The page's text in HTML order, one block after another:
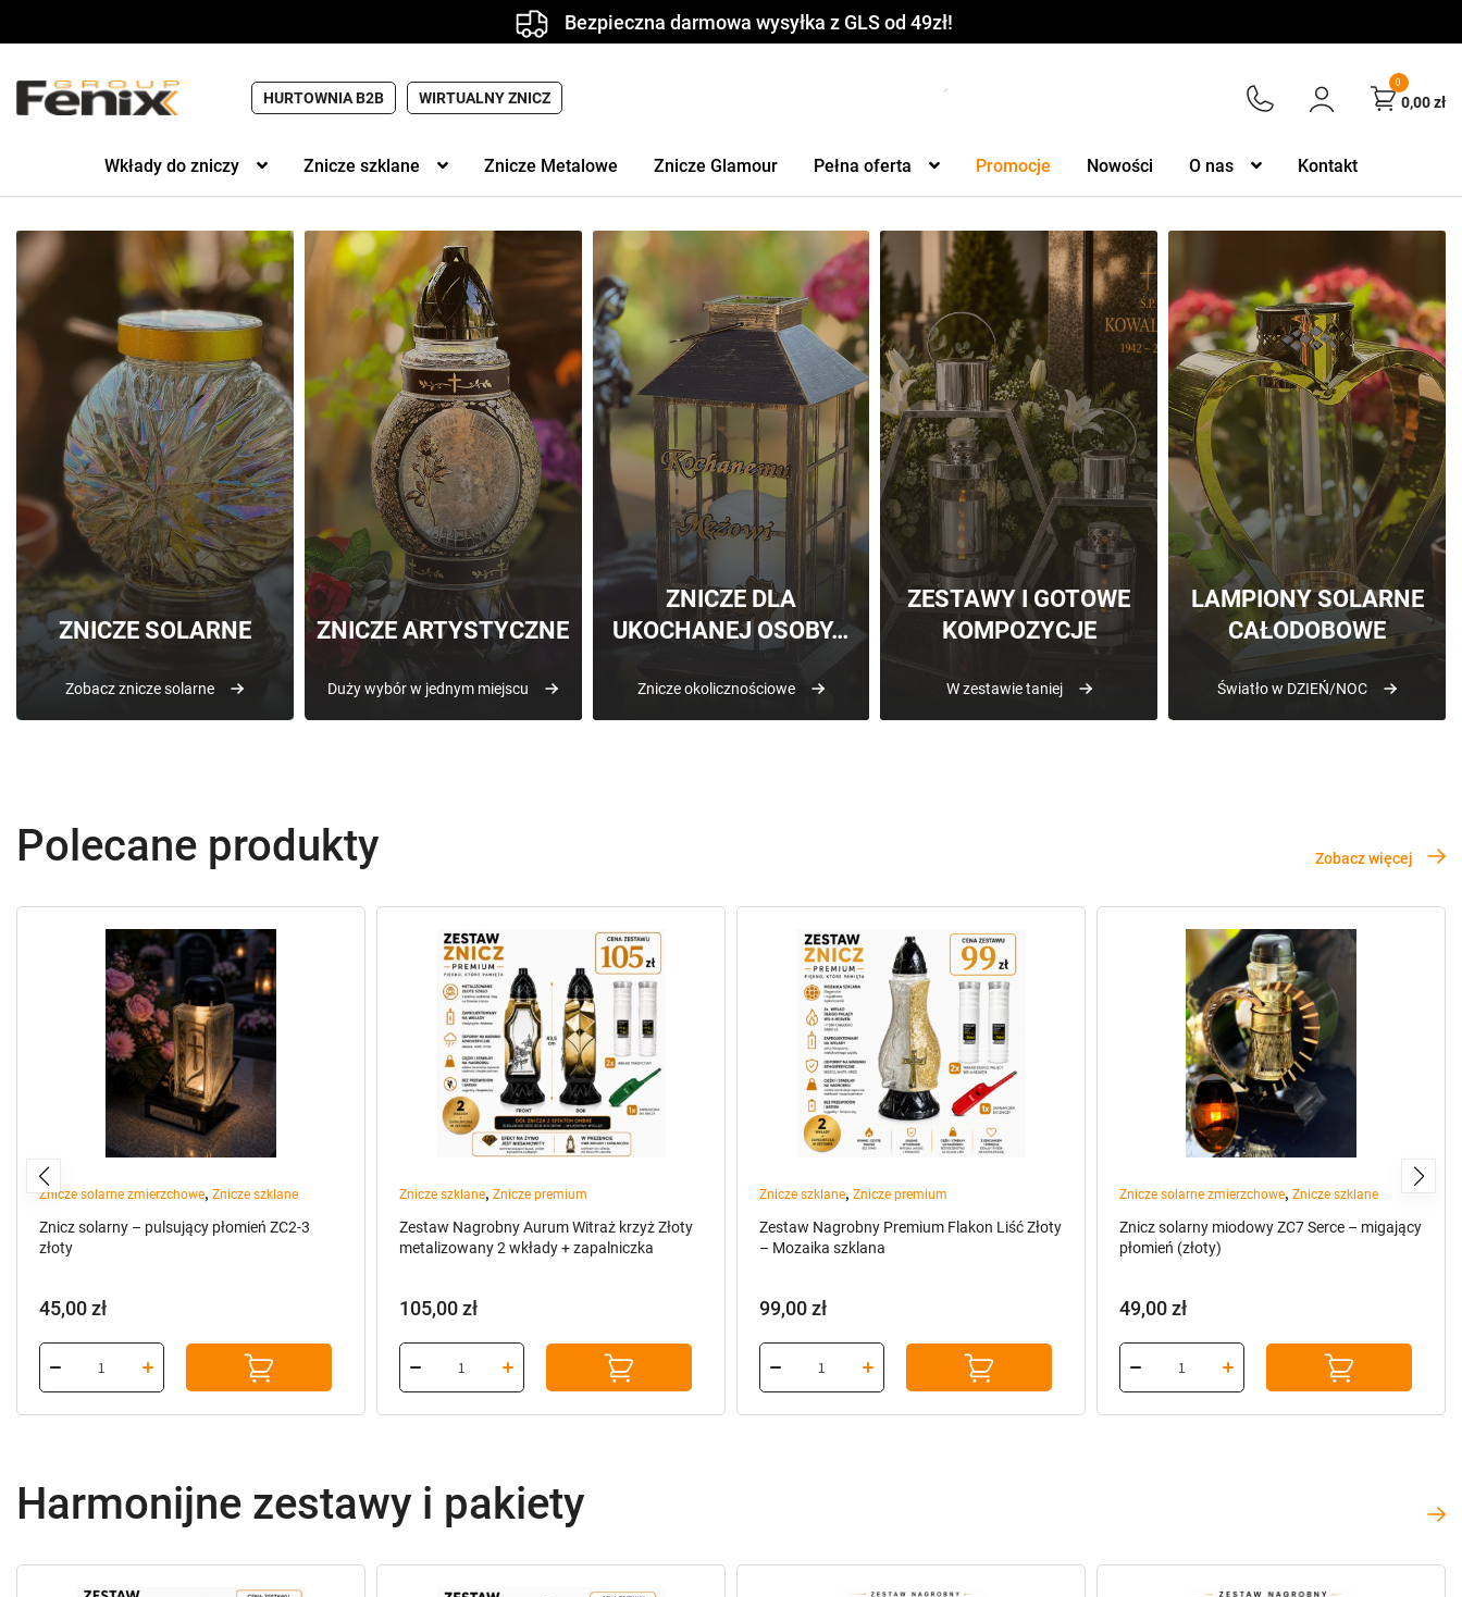
Bezpieczna darmowa wysyłka z GLS od 49zł!
HURTOWNIA B2B WIRTUALNY ZNICZ
0
0,00zł
Wkłady do zniczy Znicze szklane Znicze Metalowe Znicze Glamour Pełna oferta Promocje Nowości O nas Kontakt
ZNICZE SOLARNE
Zobacz znicze solarne
ZNICZE ARTYSTYCZNE
Duży wybór w jednym miejscu
ZNICZE DLA
UKOCHANEJ OSOBY…
Znicze okolicznościowe
ZESTAWY I GOTOWE
KOMPOZYCJE
W zestawie taniej
LAMPIONY SOLARNE
CAŁODOBOWE
Światło w DZIEŃ/NOC
Polecane produkty Zobacz więcej
Znicze solarne zmierzchowe, Znicze szklane
Znicz solarny – pulsujący płomień ZC2-3
złoty
45,00zł
Znicze szklane, Znicze premium
Zestaw Nagrobny Aurum Witraż krzyż Złoty
metalizowany 2 wkłady + zapalniczka
105,00zł
Znicze szklane, Znicze premium
Zestaw Nagrobny Premium Flakon Liść Złoty
– Mozaika szklana
99,00zł
Znicze solarne zmierzchowe, Znicze szklane
Znicz solarny miodowy ZC7 Serce – migający
płomień (złoty)
49,00zł
Harmonijne zestawy i pakiety